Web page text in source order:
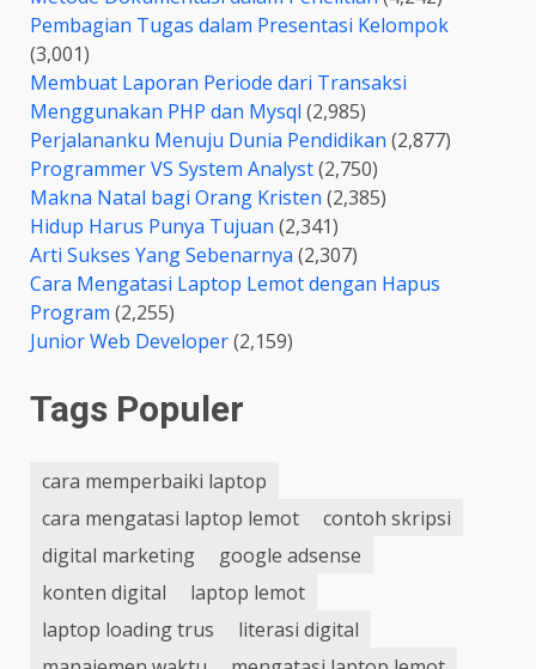
Pembagian Tugas dalam Presentasi Kelompok
(3,001)
Membuat Laporan Periode dari Transaksi
Menggunakan PHP dan Mysql (2,985)
Perjalananku Menuju Dunia Pendidikan (2,877)
Programmer VS System Analyst(2,750)
Makna Natal bagi Orang Kristen (2,385)
Hidup Harus Punya Tujuan (2,341)
Arti Sukses Yang Sebenarnya (2,307)
Cara Mengatasi Laptop Lemot dengan Hapus
Program (2,255)
Junior Web Developer(2,159)
Tags Populer
cara memperbaiki laptop
cara mengatasi laptop lemot
contoh skripsi
digital marketing
google adsense
konten digital
laptop lemot
laptop loading trus
literasi digital